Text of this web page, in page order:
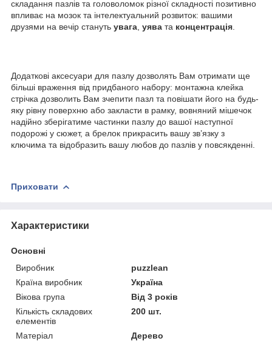
складання пазлів та головоломок різної складності позитивно
впливає на мозок та інтелектуальний розвиток: вашими
друзями на вечір стануть увага уява та концентрація
Додаткові аксесуари для пазлу дозволять Вам отримати ще
більші враження від придбаного набору: монтажна клейка
стрічка дозволить Вам зчепити пазл та повішати його на будь-
яку рівну поверхню або закласти в рамку, вовняний мішечок
надійно зберігатиме частинки пазлу до вашої наступної
подорожі у сюжет, а брелок прикрасить вашу зв’язку з
ключима та відобразить вашу любов до пазлів у повсякденні.
Приховати
Характеристики
Основні
Виробник
puzzlean
Країна виробник
Україна
Вікова група
Від 3 років
Кількість складових
елементів
200 шт.
Матеріал
Дерево